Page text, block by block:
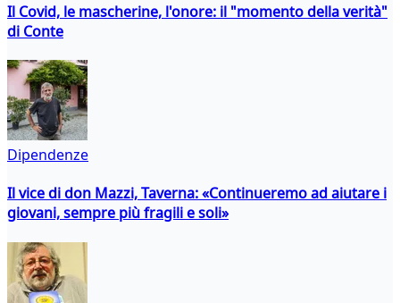
Il Covid, le mascherine, l'onore: il "momento della verità"
di Conte
Dipendenze
Il vice di don Mazzi, Taverna: «Continueremo ad aiutare i
giovani, sempre più fragili e soli»